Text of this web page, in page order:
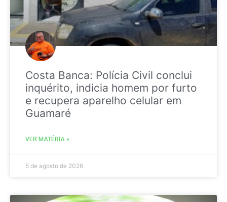
Costa Banca: Polícia Civil conclui
inquérito, indicia homem por furto
e recupera aparelho celular em
Guamaré
VER MATÉRIA »
5 de agosto de 2026